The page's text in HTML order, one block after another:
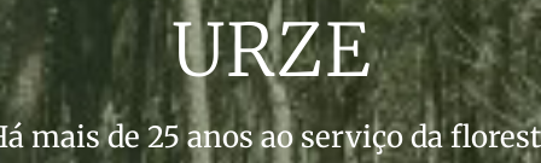
URZE
mais de 25 anos ao serviço da